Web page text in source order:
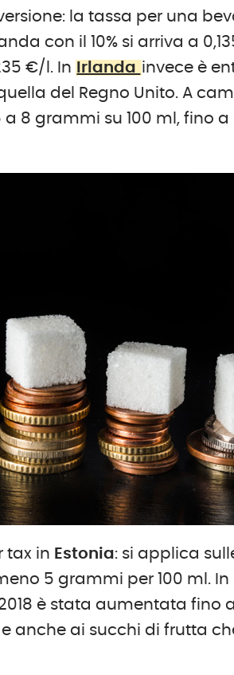
la tassa per una
con il 10% si arriva a
€/l. In
Irlanda invece è
del Regno Unito. A
a 8 grammi su 100 ml, fino
tax in Estonia: si applica
5 grammi per 100 ml. In
è stata aumentata fino
anche ai succhi di frutta